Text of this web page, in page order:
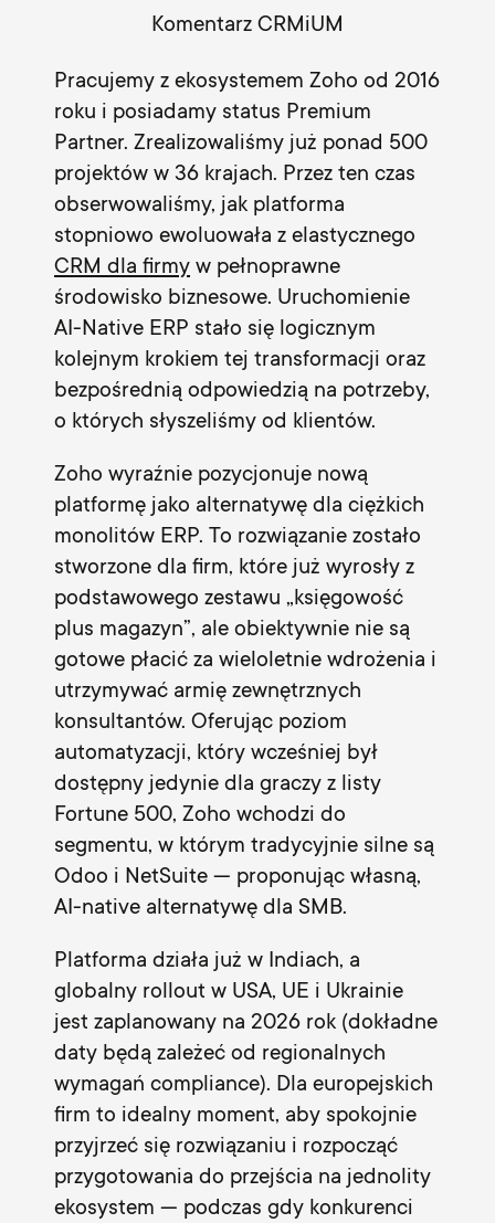
Komentarz CRMiUM
Pracujemy z ekosystemem Zoho od 2016
roku i posiadamy status Premium
Partner. Zrealizowaliśmy już ponad 500
projektów w 36 krajach. Przez ten czas
obserwowaliśmy, jak platforma
stopniowo ewoluowała z elastycznego
CRM dla firmy w pełnoprawne
środowisko biznesowe. Uruchomienie
AI-Native ERP stało się logicznym
kolejnym krokiem tej transformacji oraz
bezpośrednią odpowiedzią na potrzeby,
o których słyszeliśmy od klientów.
Zoho wyraźnie pozycjonuje nową
platformę jako alternatywę dla ciężkich
monolitów ERP. To rozwiązanie zostało
stworzone dla firm, które już wyrosły z
podstawowego zestawu „księgowość
plus magazyn”, ale obiektywnie nie są
gotowe płacić za wieloletnie wdrożenia i
utrzymywać armię zewnętrznych
konsultantów. Oferując poziom
automatyzacji, który wcześniej był
dostępny jedynie dla graczy z listy
Fortune 500, Zoho wchodzi do
segmentu, w którym tradycyjnie silne są
Odoo i NetSuite — proponując własną,
AI-native alternatywę dla SMB.
Platforma działa już w Indiach, a
globalny rollout w USA, UE i Ukrainie
jest zaplanowany na 2026 rok (dokładne
daty będą zależeć od regionalnych
wymagań compliance). Dla europejskich
firm to idealny moment, aby spokojnie
przyjrzeć się rozwiązaniu i rozpocząć
przygotowania do przejścia na jednolity
ekosystem — podczas gdy konkurenci